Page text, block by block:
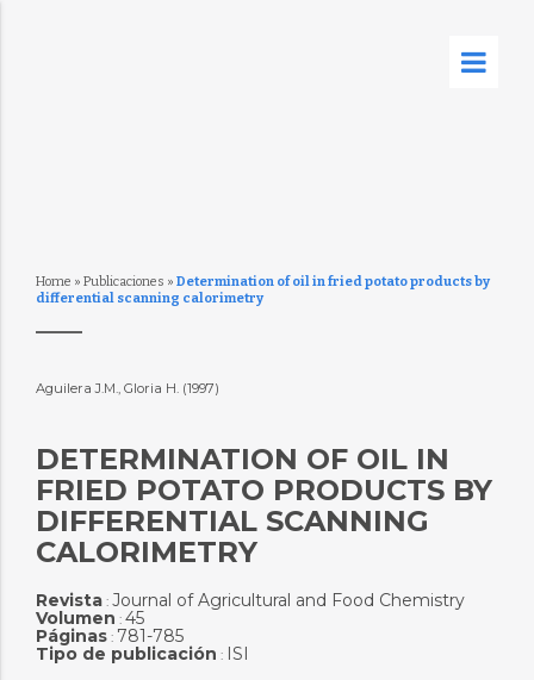
Home » Publicaciones » Determination of oil in fried potato products by
differential scanning calorimetry
Aguilera J.M., Gloria H. (1997)
DETERMINATION OF OIL IN
FRIED POTATO PRODUCTS BY
DIFFERENTIAL SCANNING
CALORIMETRY
Revista: Journal of Agricultural and Food Chemistry
Volumen : 45
Páginas: 781-785
Tipo de publicación : ISI